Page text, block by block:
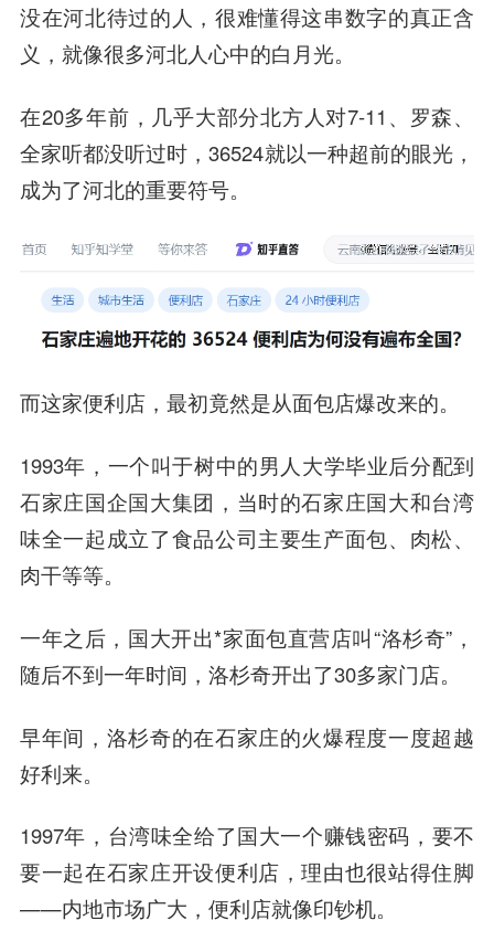
没在河北待过的人，很难懂得这串数字的真正含
义，就像很多河北人心中的白月光。
在20多年前，几乎大部分北方人对7-11、罗森、
全家听都没听过时，36524就以一种超前的眼光，
成为了河北的重要符号。
而这家便利店，最初竟然是从面包店爆改来的。
1993年，一个叫于树中的男人大学毕业后分配到
石家庄国企国大集团，当时的石家庄国大和台湾
味全一起成立了食品公司主要生产面包、肉松、
肉干等等。
一年之后，国大开出*家面包直营店叫“洛杉奇”，
随后不到一年时间，洛杉奇开出了30多家门店。
早年间，洛杉奇的在石家庄的火爆程度一度超越
好利来。
1997年，台湾味全给了国大一个赚钱密码，要不
要一起在石家庄开设便利店，理由也很站得住脚
——内地市场广大，便利店就像印钞机。